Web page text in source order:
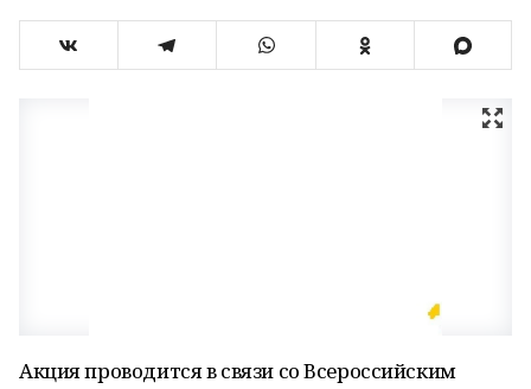
Акция проводится в связи со Всероссийским